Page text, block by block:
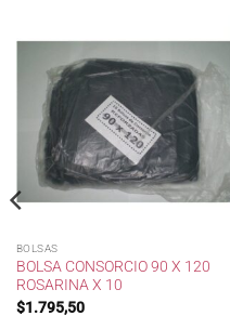
BOLSAS
BOLSA CONSORCIO 90 X 120
ROSARINA X 10
$1.795,50